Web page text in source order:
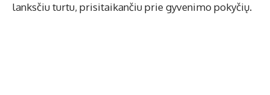
lanksčiu turtu, prisitaikančiu prie gyvenimo pokyčių.